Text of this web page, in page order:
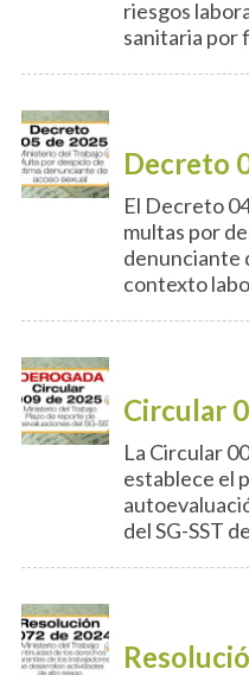
riesgos
sanitaria por
Decreto
El Decreto
multas por
denunciante
contexto
Circular
La Circular
establece el
del SG-SST